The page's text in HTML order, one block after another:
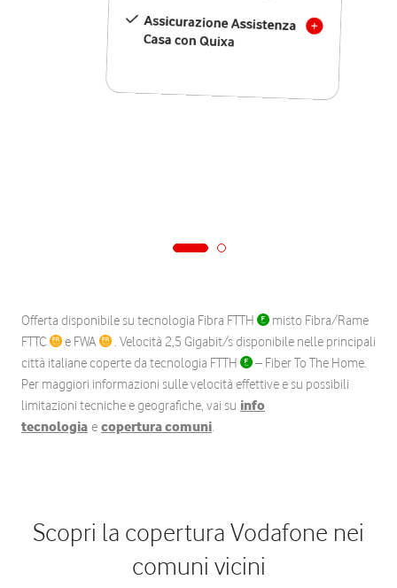
Assicurazione Assistenza
Casa con Quixa
Offerta disponibile su tecnologia Fibra FTTH
misto Fibra/Rame
FTTC
e FWA
. Velocità 2,5 Gigabit/s disponibile nelle principali
città italiane coperte da tecnologia FTTH
– Fiber To The Home.
Per maggiori informazioni sulle velocità effettive e su possibili
limitazioni tecniche e geografiche, vai su info
tecnologia e copertura comuni.
Scopri la copertura Vodafone nei
comuni vicini